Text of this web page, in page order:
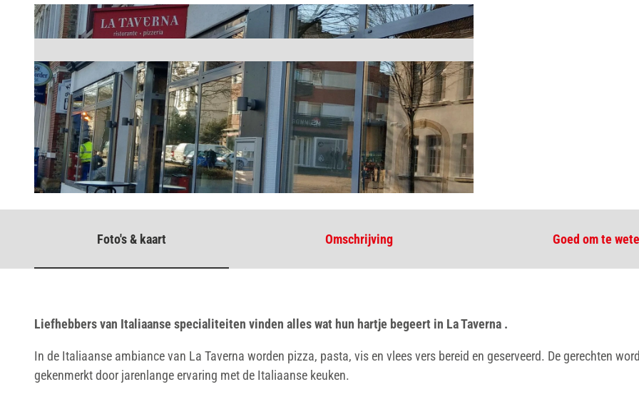
Foto's & kaart Omschrijving Goed om te
Liefhebbers van Italiaanse specialiteiten vinden alles wat hun hartje begeert in La Taverna .
In de Italiaanse ambiance van La Taverna worden pizza, pasta, vis en vlees vers bereid en geserveerd. De gerechten
gekenmerkt door jarenlange ervaring met de Italiaanse keuken.